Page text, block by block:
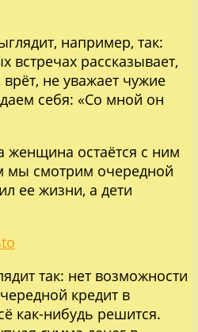
например, так:
встречах рассказывает,
не уважает чужие
себя: «Со мной он
женщина остаётся с ним
мы смотрим очередной
ее жизни, а дети
так: нет возможности
кредит в
как-нибудь решится.